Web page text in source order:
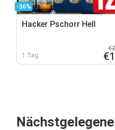
-36%
Hacker Pschorr Hell
1 Tag